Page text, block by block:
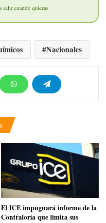
salir cuando quieras
Nacionales
El ICE impugnará informe de la
Contraloría que limita sus